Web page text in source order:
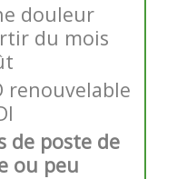
douleur
du mois
renouvelable
de poste de
ou peu